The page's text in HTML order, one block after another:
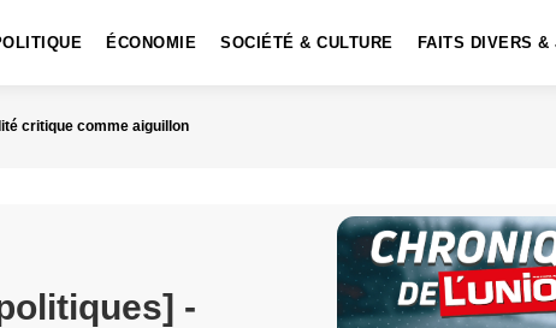
ÉCONOMIE SOCIÉTÉ & CULTURE FAITS DIVERS &
critique comme aiguillon
-